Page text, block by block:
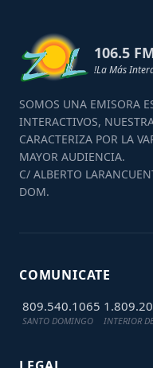
106.5
!La Más
SOMOS UNA EMISORA
INTERACTIVOS,
CARACTERIZA POR LA
MAYOR AUDIENCIA.
C/ ALBERTO
DOM.
COMUNICATE
809.540.1065
SANTO DOMINGO INTERIOR